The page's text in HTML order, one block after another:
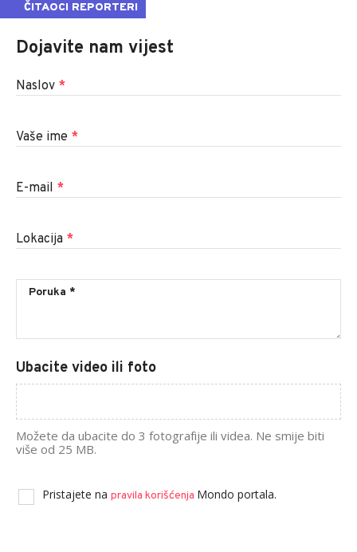
ČITAOCI REPORTERI
Dojavite nam vijest
Naslov *
Vaše ime *
E-mail *
Lokacija *
Ubacite video ili foto
Možete da ubacite do 3 fotografije ili videa. Ne smije biti
više od 25 MB.
Pristajete na pravila korišćenja Mondo portala.